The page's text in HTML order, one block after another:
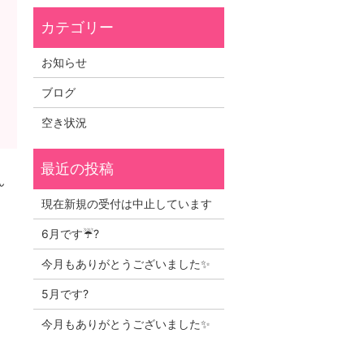
お知らせ
ブログ
空き状況
現在新規の受付は中止しています
6月です☔?
今月もありがとうございました✨
5月です?
今月もありがとうございました✨